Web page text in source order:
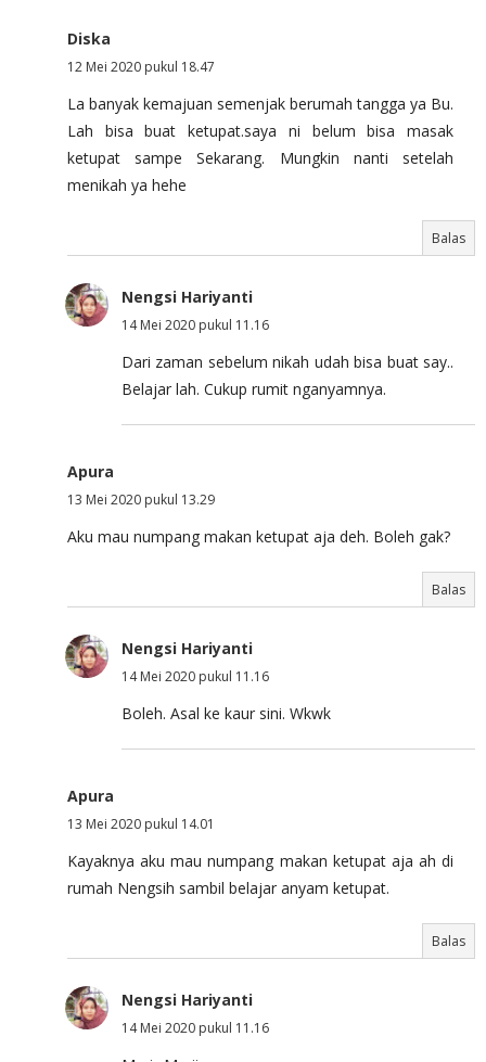
Diska
12 Mei 2020 pukul 18.47
La banyak kemajuan semenjak berumah tangga ya Bu.
Lah bisa buat ketupat.saya ni belum bisa masak
ketupat sampe Sekarang. Mungkin nanti setelah
menikah ya hehe
Balas
Nengsi Hariyanti
14 Mei 2020 pukul 11.16
Dari zaman sebelum nikah udah bisa buat say..
Belajar lah. Cukup rumit nganyamnya.
Apura
13 Mei 2020 pukul 13.29
Aku mau numpang makan ketupat aja deh. Boleh gak?
Balas
Nengsi Hariyanti
14 Mei 2020 pukul 11.16
Boleh. Asal ke kaur sini. Wkwk
Apura
13 Mei 2020 pukul 14.01
Kayaknya aku mau numpang makan ketupat aja ah di
rumah Nengsih sambil belajar anyam ketupat.
Balas
Nengsi Hariyanti
14 Mei 2020 pukul 11.16